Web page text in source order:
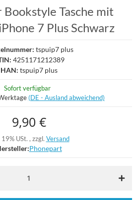
Tasche mit
7 Plus Schwarz
tspuip7 plus
4251171212389
HAN: tspuip7 plus
Sofort verfügbar
(DE - Ausland abweichend)
9,90 €
19% USt. , zzgl. Versand
Phonepart